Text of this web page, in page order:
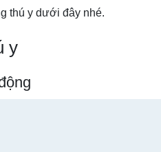
thú y dưới đây nhé.
y